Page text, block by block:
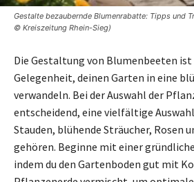
Gestalte bezaubernde Blumenrabatte: Tipps und
© Kreiszeitung Rhein-Sieg)
Die Gestaltung von Blumenbeeten ist
Gelegenheit, deinen Garten in eine
verwandeln. Bei der Auswahl der
entscheidend, eine vielfältige
Stauden, blühende Sträucher, Rosen
gehören. Beginne mit einer
indem du den Gartenboden gut mit